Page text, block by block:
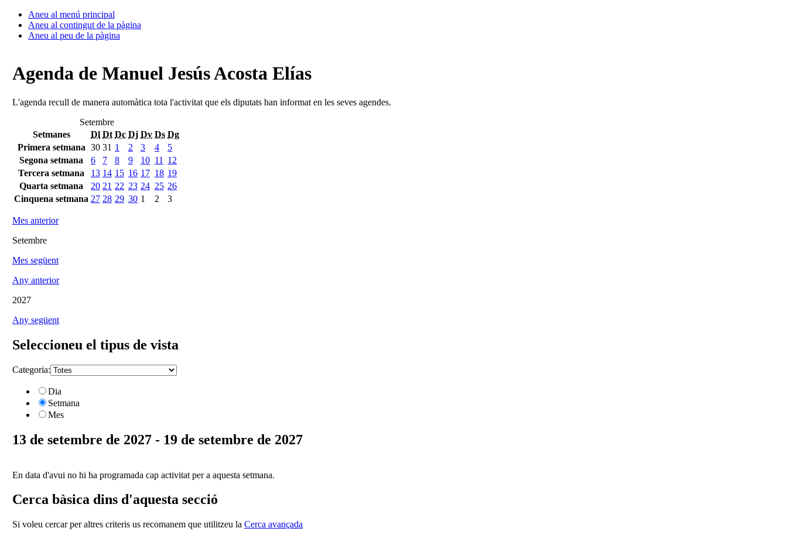
Aneu al menú principal
Aneu al contingut de la pàgina
Aneu al peu de la pàgina
Agenda de Manuel Jesús Acosta Elías
L'agenda recull de manera automàtica tota l'activitat que els diputats han informat en les seves agendes.
Setembre
Setmanes
Dl Dt Dc Dj Dv Ds Dg
Primera setmana 30 31 1 2 3 4
5
Segona setmana
6 7 8 9 10 11
12
Tercera setmana
13 14 15 16 17 18 19
Quarta setmana
20 21 22 23 24 25 26
Cinquena setmana 27 28 29 30 1 2 3
Mes anterior
Setembre
Mes següent
Any anterior
2027
Any següent
Seleccioneu el tipus de vista
Categoria:
Dia
Setmana
Mes
13 de setembre de 2027 - 19 de setembre de 2027
En data d'avui no hi ha programada cap activitat per a aquesta setmana.
Cerca bàsica dins d'aquesta secció
Si voleu cercar per altres criteris us recomanem que utilitzeu la Cerca avançada